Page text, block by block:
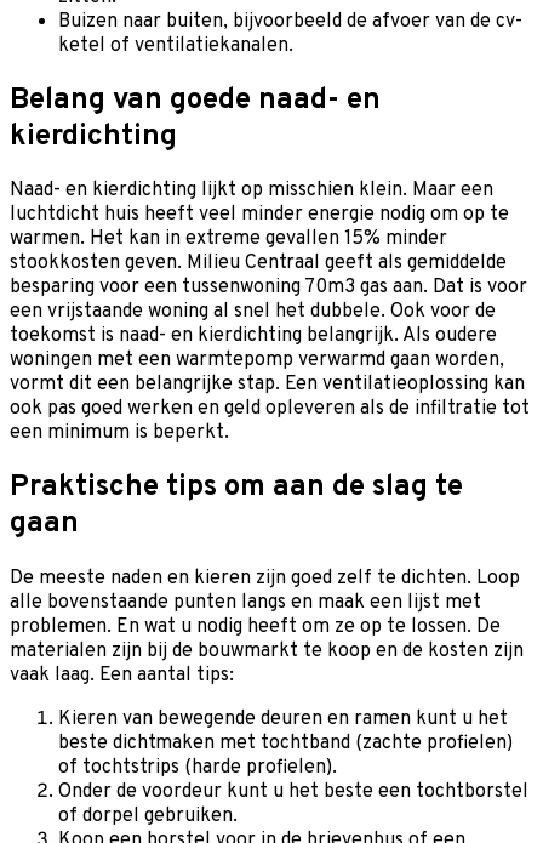
Buizen naar buiten, bijvoorbeeld de afvoer van de cv-
ketel of ventilatiekanalen.
Belang van goede naad- en
kierdichting
Naad- en kierdichting lijkt op misschien klein. Maar een
luchtdicht huis heeft veel minder energie nodig om op te
warmen. Het kan in extreme gevallen 15% minder
stookkosten geven. Milieu Centraal geeft als gemiddelde
besparing voor een tussenwoning 70m3 gas aan. Dat is voor
een vrijstaande woning al snel het dubbele. Ook voor de
toekomst is naad- en kierdichting belangrijk. Als oudere
woningen met een warmtepomp verwarmd gaan worden,
vormt dit een belangrijke stap. Een ventilatieoplossing kan
ook pas goed werken en geld opleveren als de infiltratie tot
een minimum is beperkt.
Praktische tips om aan de slag te
gaan
De meeste naden en kieren zijn goed zelf te dichten. Loop
alle bovenstaande punten langs en maak een lijst met
problemen. En wat u nodig heeft om ze op te lossen. De
materialen zijn bij de bouwmarkt te koop en de kosten zijn
vaak laag. Een aantal tips:
Kieren van bewegende deuren en ramen kunt u het
beste dichtmaken met tochtband (zachte profielen)
of tochtstrips (harde profielen).
Onder de voordeur kunt u het beste een tochtborstel
of dorpel gebruiken.